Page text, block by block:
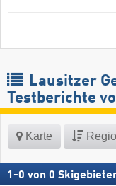
Lausitzer
Testberichte
Karte
1 -0 von 0